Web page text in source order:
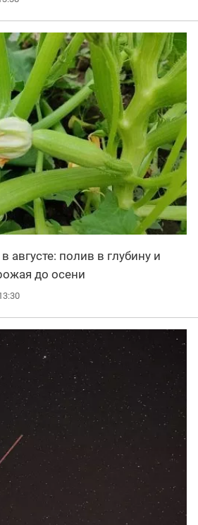
августе: полив в глубину и
до осени